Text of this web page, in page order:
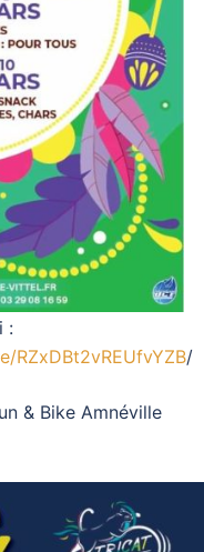
:
RZxDBt2vREUfvYZB/
& Bike Amnéville